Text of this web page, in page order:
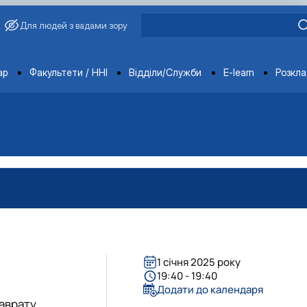
Для людей з вадами зору
Факультети / ННІ Відділи/Служби E-learn
факультету
НДІ рослинництва та ґрунтознавства агробіологічного
1 січня 2025 року
19:40 - 19:40
Додати до календаря